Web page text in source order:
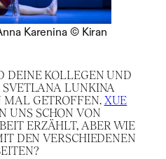
Karenina © Kiran
DEINE KOLLEGEN UND
SVETLANA LUNKINA
MAL GETROFFEN. XUE
UNS SCHON VON
ERZÄHLT, ABER WIE
DEN VERSCHIEDENEN